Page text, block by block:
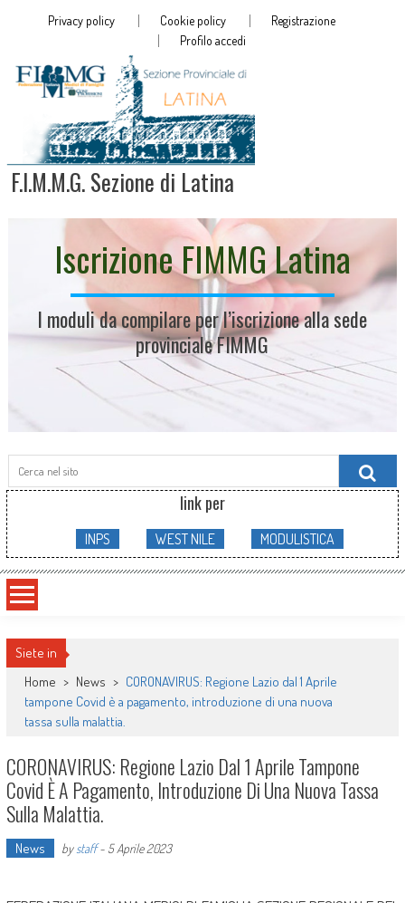
Privacy policy Cookie policy
Registrazione
Profilo accedi
F.I.M.M.G. Sezione di Latina
Iscrizione FIMMG Latina
I moduli da compilare per l’iscrizione alla sede
provinciale FIMMG
Search
for:
link per
INPS WEST NILE MODULISTICA
Siete in
Home > News > CORONAVIRUS: Regione Lazio dal 1 Aprile
tampone Covid è a pagamento, introduzione di una nuova
tassa sulla malattia.
CORONAVIRUS: Regione Lazio Dal 1 Aprile Tampone
Covid È A Pagamento, Introduzione Di Una Nuova Tassa
Sulla Malattia.
News bystaff- 5 Aprile 2023